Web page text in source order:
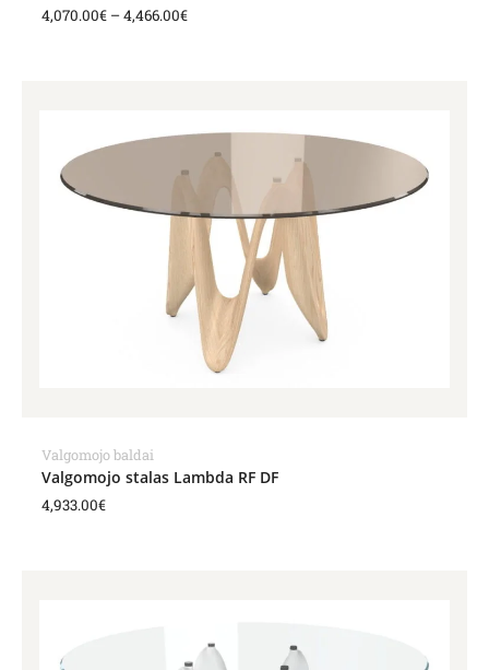
4,070.00€ –4,466.00€
Valgomojo baldai
Valgomojo stalas Lambda RF DF
4,933.00€
4,220.00€